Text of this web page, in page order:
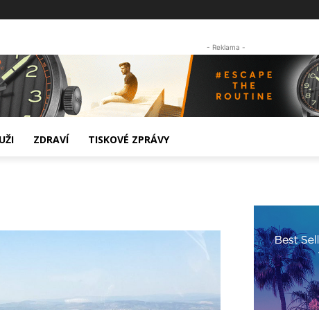
- Reklama -
ZDRAVÍ TISKOVÉ ZPRÁVY